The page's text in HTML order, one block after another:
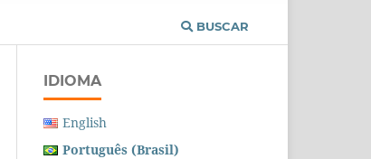
BUSCAR
IDIOMA
English
Português (Brasil)